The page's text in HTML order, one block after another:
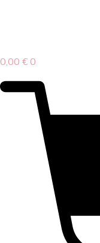
0,00 € 0